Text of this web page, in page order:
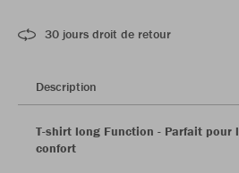
30 jours droit de retour
Description
T-shirt long Function - Parfait pour
confort